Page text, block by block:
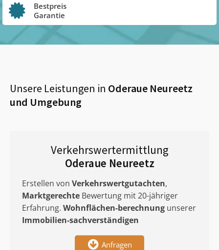
Bestpreis
Garantie
Unsere Leistungen in Oderaue Neureetz
und Umgebung
Verkehrswertermittlung
Oderaue Neureetz
Erstellen von Verkehrswertgutachten,
Marktgerechte Bewertung mit 20-jähriger
Erfahrung. Wohnflächen-berechnung unserer
Immobilien-sachverständigen
Anfragen